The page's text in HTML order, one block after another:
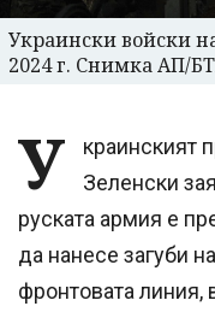
Украински войски
2024 г. Снимка АП/
У
краинският
Зеленски
руската армия е
да нанесе загуби
фронтовата линия,